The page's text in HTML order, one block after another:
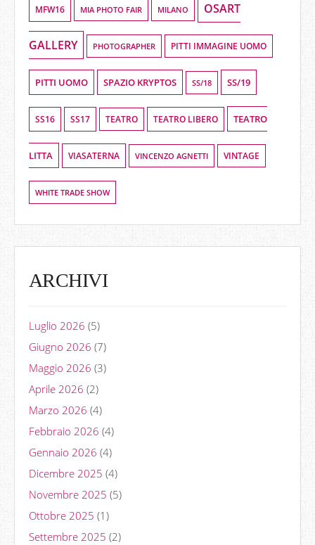
MFW16 MIA PHOTO FAIR MILANO OSART
GALLERY PHOTOGRAPHER PITTI IMMAGINE UOMO
PITTI UOMO SPAZIO KRYPTOS SS/18 SS/19
SS16 SS17 TEATRO TEATRO LIBERO TEATRO
LITTA VIASATERNA VINCENZO AGNETTI VINTAGE
WHITE TRADE SHOW
ARCHIVI
Luglio 2026 (5)
Giugno 2026 (7)
Maggio 2026 (3)
Aprile 2026 (2)
Marzo 2026 (4)
Febbraio 2026 (4)
Gennaio 2026 (4)
Dicembre 2025 (4)
Novembre 2025 (5)
Ottobre 2025 (1)
Settembre 2025 (2)